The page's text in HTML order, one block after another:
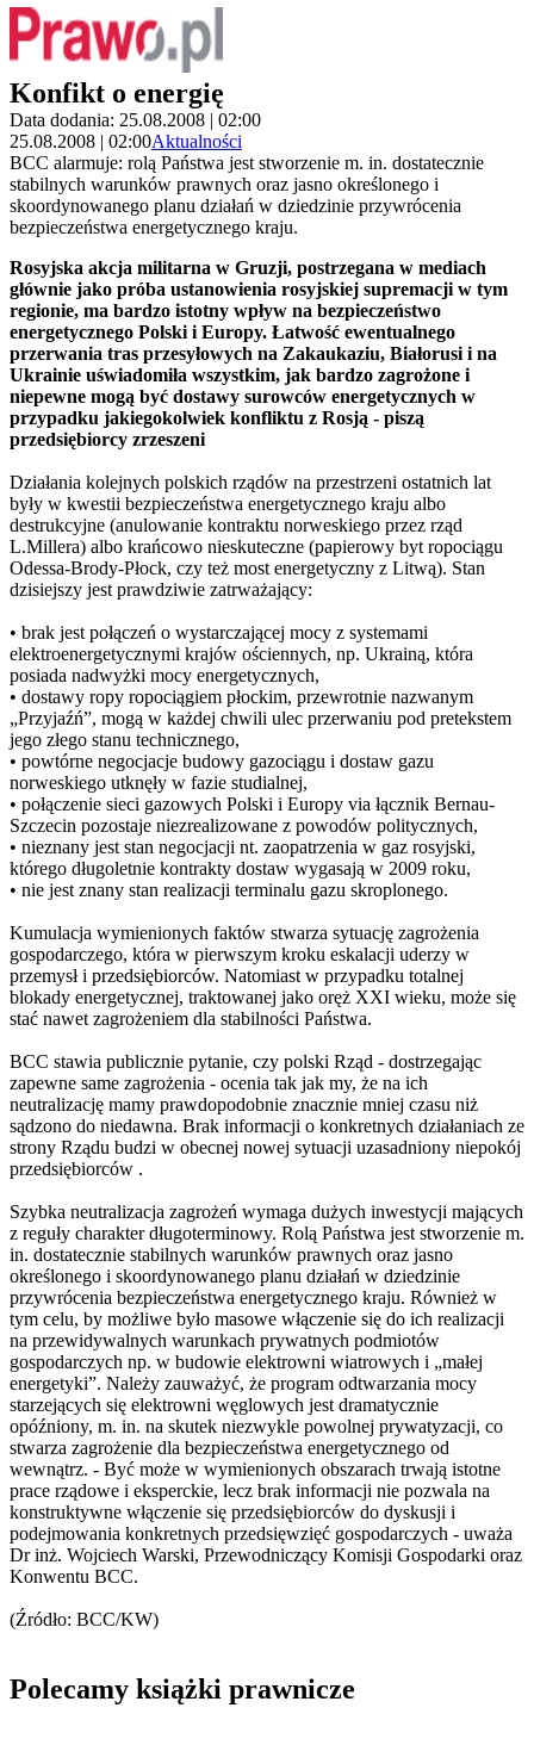
Konfikt o energię
Data dodania: 25.08.2008 | 02:00
25.08.2008 | 02:00Aktualności
BCC alarmuje: rolą Państwa jest stworzenie m. in. dostatecznie
stabilnych warunków prawnych oraz jasno określonego i
skoordynowanego planu działań w dziedzinie przywrócenia
bezpieczeństwa energetycznego kraju.
Rosyjska akcja militarna w Gruzji, postrzegana w mediach
głównie jako próba ustanowienia rosyjskiej supremacji w tym
regionie, ma bardzo istotny wpływ na bezpieczeństwo
energetycznego Polski i Europy. Łatwość ewentualnego
przerwania tras przesyłowych na Zakaukaziu, Białorusi i na
Ukrainie uświadomiła wszystkim, jak bardzo zagrożone i
niepewne mogą być dostawy surowców energetycznych w
przypadku jakiegokolwiek konfliktu z Rosją - piszą
przedsiębiorcy zrzeszeni
Działania kolejnych polskich rządów na przestrzeni ostatnich lat
były w kwestii bezpieczeństwa energetycznego kraju albo
destrukcyjne (anulowanie kontraktu norweskiego przez rząd
L.Millera) albo krańcowo nieskuteczne (papierowy byt ropociągu
Odessa-Brody-Płock, czy też most energetyczny z Litwą). Stan
dzisiejszy jest prawdziwie zatrważający:
• brak jest połączeń o wystarczającej mocy z systemami
elektroenergetycznymi krajów ościennych, np. Ukrainą, która
posiada nadwyżki mocy energetycznych,
• dostawy ropy ropociągiem płockim, przewrotnie nazwanym
„Przyjaźń”, mogą w każdej chwili ulec przerwaniu pod pretekstem
jego złego stanu technicznego,
• powtórne negocjacje budowy gazociągu i dostaw gazu
norweskiego utknęły w fazie studialnej,
• połączenie sieci gazowych Polski i Europy via łącznik Bernau-
Szczecin pozostaje niezrealizowane z powodów politycznych,
• nieznany jest stan negocjacji nt. zaopatrzenia w gaz rosyjski,
którego długoletnie kontrakty dostaw wygasają w 2009 roku,
• nie jest znany stan realizacji terminalu gazu skroplonego.
Kumulacja wymienionych faktów stwarza sytuację zagrożenia
gospodarczego, która w pierwszym kroku eskalacji uderzy w
przemysł i przedsiębiorców. Natomiast w przypadku totalnej
blokady energetycznej, traktowanej jako oręż XXI wieku, może się
stać nawet zagrożeniem dla stabilności Państwa.
BCC stawia publicznie pytanie, czy polski Rząd - dostrzegając
zapewne same zagrożenia - ocenia tak jak my, że na ich
neutralizację mamy prawdopodobnie znacznie mniej czasu niż
sądzono do niedawna. Brak informacji o konkretnych działaniach ze
strony Rządu budzi w obecnej nowej sytuacji uzasadniony niepokój
przedsiębiorców .
Szybka neutralizacja zagrożeń wymaga dużych inwestycji mających
z reguły charakter długoterminowy. Rolą Państwa jest stworzenie m.
in. dostatecznie stabilnych warunków prawnych oraz jasno
określonego i skoordynowanego planu działań w dziedzinie
przywrócenia bezpieczeństwa energetycznego kraju. Również w
tym celu, by możliwe było masowe włączenie się do ich realizacji
na przewidywalnych warunkach prywatnych podmiotów
gospodarczych np. w budowie elektrowni wiatrowych i „małej
energetyki”. Należy zauważyć, że program odtwarzania mocy
starzejących się elektrowni węglowych jest dramatycznie
opóźniony, m. in. na skutek niezwykle powolnej prywatyzacji, co
stwarza zagrożenie dla bezpieczeństwa energetycznego od
wewnątrz. - Być może w wymienionych obszarach trwają istotne
prace rządowe i eksperckie, lecz brak informacji nie pozwala na
konstruktywne włączenie się przedsiębiorców do dyskusji i
podejmowania konkretnych przedsięwzięć gospodarczych - uważa
Dr inż. Wojciech Warski, Przewodniczący Komisji Gospodarki oraz
Konwentu BCC.
(Źródło: BCC/KW)
Polecamy książki prawnicze